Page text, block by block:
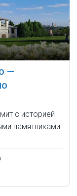
—
с историей
памятниками